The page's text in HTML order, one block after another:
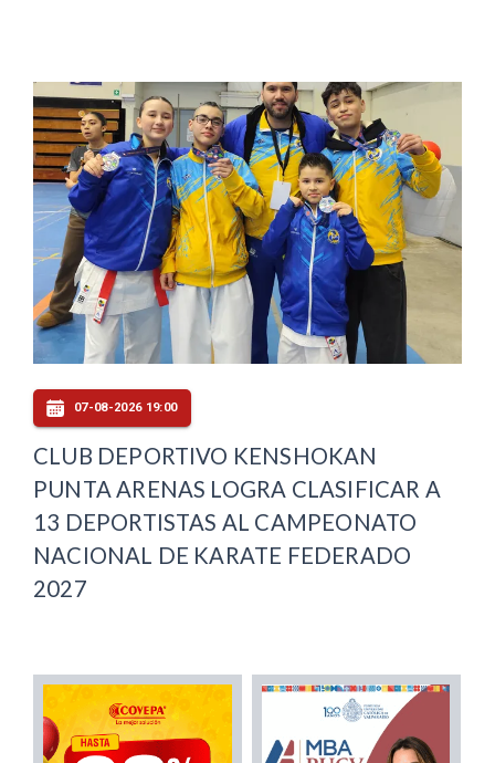
07-08-2026 19:00
CLUB DEPORTIVO KENSHOKAN
PUNTA ARENAS LOGRA CLASIFICAR A
13 DEPORTISTAS AL CAMPEONATO
NACIONAL DE KARATE FEDERADO
2027